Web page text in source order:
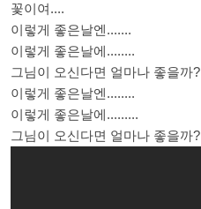
꽃이여....
이렇게 좋은날엔.......
이렇게 좋은날에........
그님이 오신다면 얼마나 좋을까?
이렇게 좋은날엔........
이렇게 좋은날에.........
그님이 오신다면 얼마나 좋을까?